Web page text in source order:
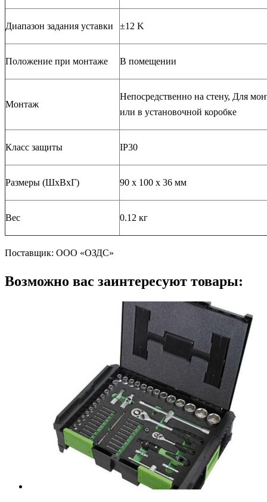
Диапазон задания уставки ±12 K
Положение при монтаже В помещении
Монтаж
Непосредственно на стену, Для
или в установочной коробке
Класс защиты IP30
Размеры (ШхВхГ) 90 x 100 x 36 мм
Вес 0.12 кг
Поставщик: ООО «ОЗДС»
Возможно вас заинтересуют товары: